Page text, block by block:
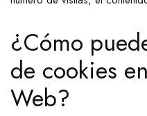
¿Cómo
de cookies
Web?